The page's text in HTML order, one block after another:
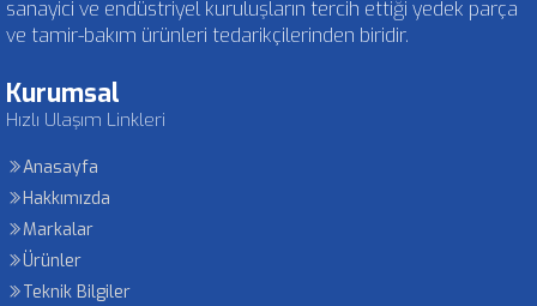
sanayici ve endüstriyel kuruluşların tercih ettiği yedek parça
ve tamir-bakım ürünleri tedarikçilerinden biridir.
Kurumsal
Hızlı Ulaşım Linkleri
Anasayfa
Hakkımızda
Markalar
Ürünler
Teknik Bilgiler